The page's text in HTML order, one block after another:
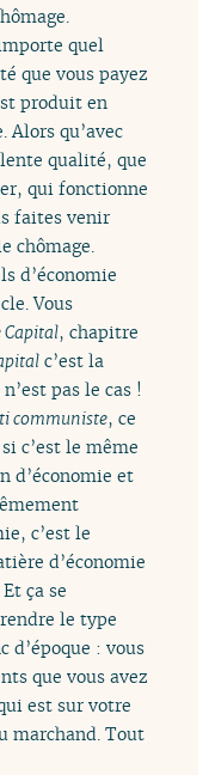
quel
que vous payez
produit en
Alors qu’avec
qualité, que
qui fonctionne
faites venir
chômage.
d’économie
Vous
Capital, chapitre
c’est la
pas le cas !
communiste, ce
c’est le même
d’économie et
c’est le
d’économie
ça se
le type
d’époque : vous
que vous avez
est sur votre
marchand. Tout